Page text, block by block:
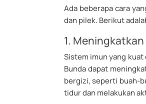
Ada beberapa cara
dan pilek. Berikut
1.
Sistem imun yang
Bunda dapat
bergizi, seperti buah-
tidur dan melakukan